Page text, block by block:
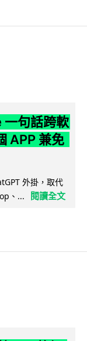
句話跨軟
APP 兼免
外掛，取代
、...
閱讀全文